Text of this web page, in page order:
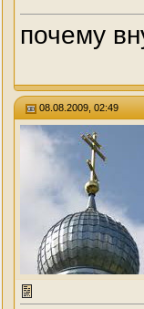
почему
08.08.2009, 02:49